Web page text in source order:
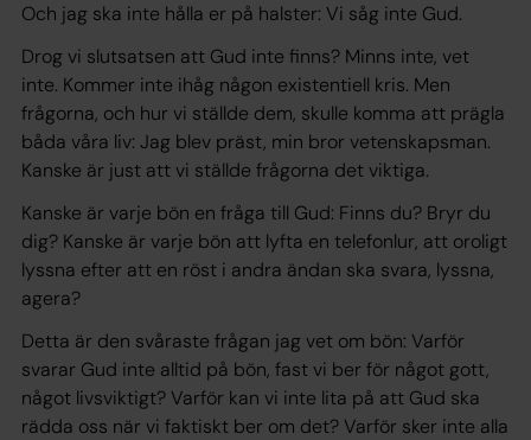
Och jag ska inte hålla er på halster: Vi såg inte Gud.
Drog vi slutsatsen att Gud inte finns? Minns inte, vet
inte. Kommer inte ihåg någon existentiell kris. Men
frågorna, och hur vi ställde dem, skulle komma att prägla
båda våra liv: Jag blev präst, min bror vetenskapsman.
Kanske är just attvi ställde frågorna det viktiga.
Kanske är varje bön en fråga till Gud: Finns du? Bryr du
dig? Kanske är varje bön att lyfta en telefonlur, att oroligt
lyssna efter att en röst i andra ändan ska svara, lyssna,
agera?
Detta är den svåraste frågan jag vet om bön: Varför
svarar Gud inte alltid på bön, fast vi ber för något gott,
något livsviktigt? Varför kan vi inte lita på att Gud ska
rädda oss när vi faktiskt ber om det? Varför sker inte alla